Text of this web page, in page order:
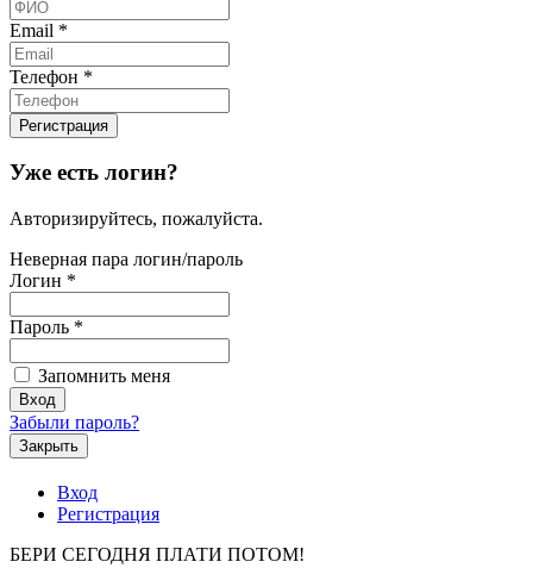
Email *
Телефон *
Уже есть логин?
Авторизируйтесь, пожалуйста.
Неверная пара логин/пароль
Логин *
Пароль *
Запомнить меня
Забыли пароль?
Закрыть
Вход
Регистрация
БЕРИ СЕГОДНЯ ПЛАТИ ПОТОМ!